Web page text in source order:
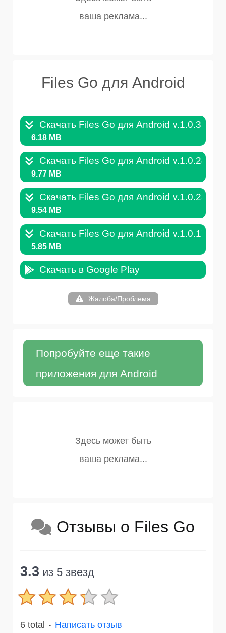
Files Go для Android
Скачать Files Go для Android
6.18 MB
Скачать Files Go для Android
9.77 MB
Скачать Files Go для Android
9.54 MB
Скачать Files Go для Android
5.85 MB
Скачать в Google Play
Жалоба/Проблема
Попробуйте еще такие
приложения для Android
Отзывы о Files Go
3.3 из 5 звезд
6 total ● Написать отзыв